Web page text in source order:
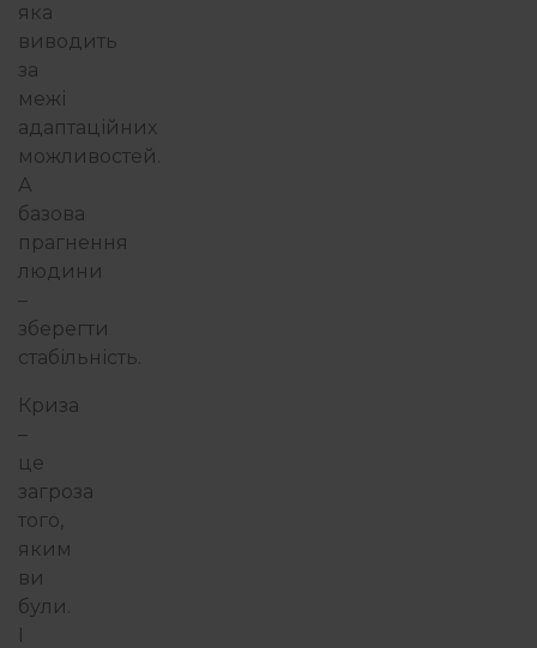
яка
виводить
за
межі
адаптаційних
можливостей.
А
базова
прагнення
людини
–
зберегти
стабільність.
Криза
–
це
загроза
того,
яким
ви
були.
І